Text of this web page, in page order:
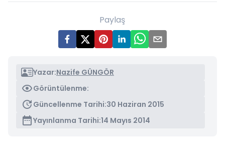
Paylaş
Yazar:Nazife GÜNGÖR
Görüntülenme:
Güncellenme Tarihi:30 Haziran 2015
Yayınlanma Tarihi:14 Mayıs 2014